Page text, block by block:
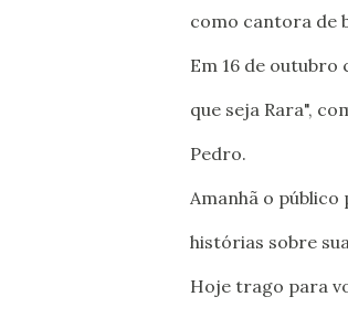
como cantora de
Em 16 de outubro
que seja Rara",
Pedro.
Amanhã o
histórias sobre
Hoje trago para